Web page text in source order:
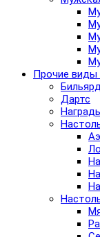
Прочие виды
Бильярд
Дартс